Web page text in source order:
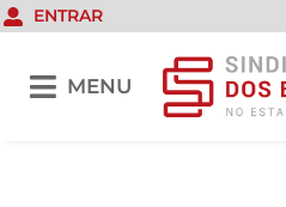
ENTRAR
MENU